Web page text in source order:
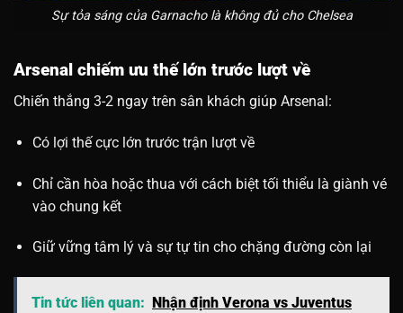
Sự tỏa sáng của Garnacho là không đủ cho Chelsea
Arsenal chiếm ưu thế lớn trước lượt về
Chiến thắng 3-2 ngay trên sân khách giúp Arsenal:
Có lợi thế cực lớn trước trận lượt về
Chỉ cần hòa hoặc thua với cách biệt tối thiểu là giành vé
vào chung kết
Giữ vững tâm lý và sự tự tin cho chặng đường còn lại
Tin tức liên quan:
Nhận định Verona vs Juventus